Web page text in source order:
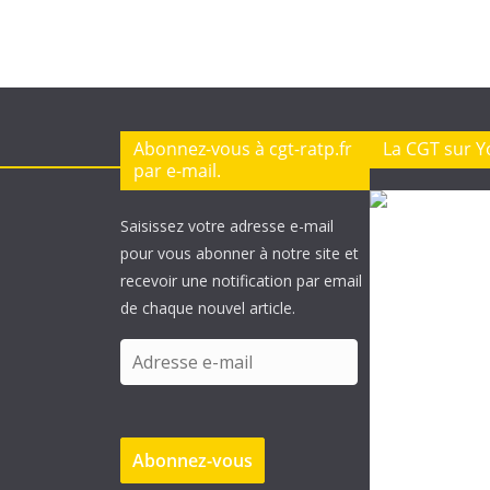
Abonnez-vous à cgt-ratp.fr
par e-mail.
Saisissez votre adresse e-mail
pour vous abonner à notre site et
recevoir une notification par email
de chaque nouvel article.
d
e
Abonnez-vous
La CGT sur